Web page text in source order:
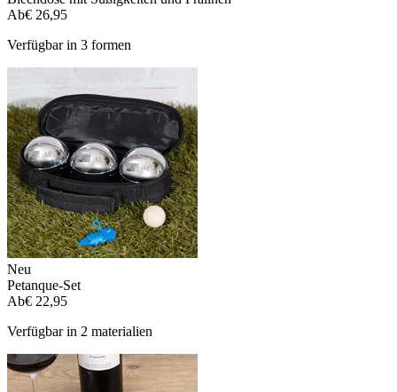
Ab€ 26,95
Verfügbar in 3 formen
Neu
Petanque-Set
Ab€ 22,95
Verfügbar in 2 materialien